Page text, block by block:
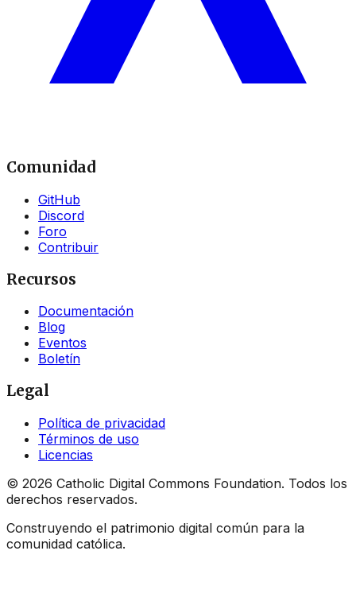
Comunidad
GitHub
Discord
Foro
Contribuir
Recursos
Documentación
Blog
Eventos
Boletín
Legal
Política de privacidad
Términos de uso
Licencias
© 2026 Catholic Digital Commons Foundation. Todos los
derechos reservados.
Construyendo el patrimonio digital común para la
comunidad católica.